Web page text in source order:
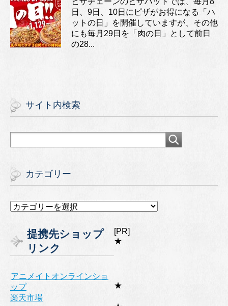
日、9日、10日にピザがお得になる「ハ
ットの日」を開催していますが、その他
にも毎月29日を「肉の日」として前日
の28...
サイト内検索
カテゴリー
カ
リ
ー
提携先ショップ
リンク
[PR]
★
アニメイトオンラインショ
ップ
★
楽天市場